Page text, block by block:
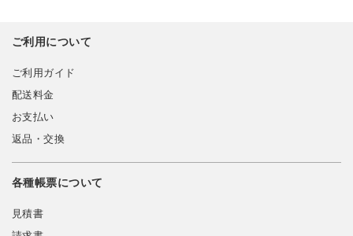
ご利用について
ご利用ガイド
配送料金
お支払い
返品・交換
各種帳票について
見積書